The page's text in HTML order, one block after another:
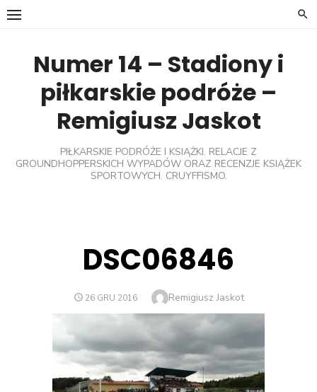
Skip
Numer 14 – Stadiony i
piłkarskie podróże –
Remigiusz Jaskot
PIŁKARSKIE PODRÓŻE I KSIĄŻKI. RELACJE Z
GROUNDHOPPERSKICH WYPADÓW ORAZ RECENZJE KSIĄŻEK
SPORTOWYCH. CRUYFFISMO.
DSC06846
POSTED
26 GRU 2016 Author
Remigiusz Jaskot